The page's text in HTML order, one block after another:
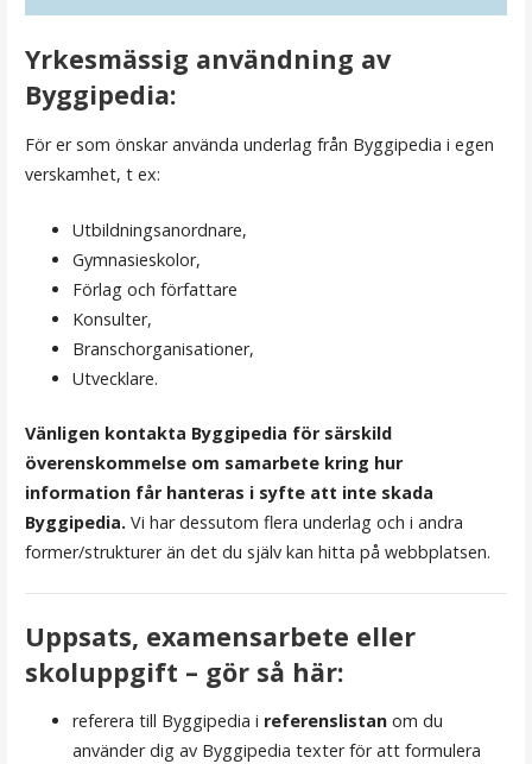
Yrkesmässig användning av
Byggipedia:
För er som önskar använda underlag från Byggipedia i egen
verskamhet, t ex:
Utbildningsanordnare,
Gymnasieskolor,
Förlag och författare
Konsulter,
Branschorganisationer,
Utvecklare.
Vänligen kontakta Byggipedia för särskild
överenskommelse om samarbete kring hur
information får hanteras i syfte att inte skada
Byggipedia. Vi har dessutom flera underlag och i andra
former/strukturer än det du själv kan hitta på webbplatsen.
Uppsats, examensarbete eller
skoluppgift – gör så här:
referera till Byggipedia i referenslistanom du
använder dig av Byggipedia texter för att formulera